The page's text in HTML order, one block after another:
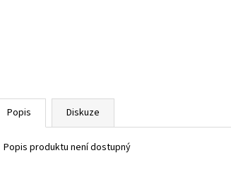
Popis Diskuze
Popis produktu není dostupný